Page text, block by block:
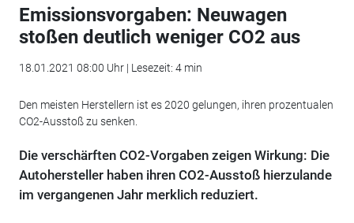
Emissionsvorgaben: Neuwagen
stoßen deutlich weniger CO2 aus
18.01.2021 08:00 Uhr | Lesezeit: 4 min
Den meisten Herstellern ist es 2020 gelungen, ihren prozentualen
CO2-Ausstoß zu senken.
Die verschärften CO2-Vorgaben zeigen Wirkung: Die
Autohersteller haben ihren CO2-Ausstoß hierzulande
im vergangenen Jahr merklich reduziert.